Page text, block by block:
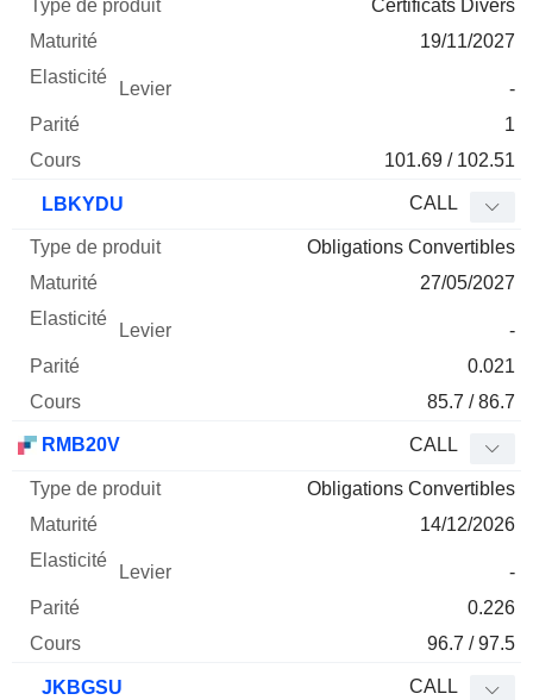
Certificats Divers
19/11/2027
-
1
101.69 / 102.51
LBKYDU CALL
Obligations Convertibles
27/05/2027
-
0.021
85.7 / 86.7
RMB20V CALL
Obligations Convertibles
14/12/2026
-
0.226
96.7 / 97.5
JKBGSU CALL